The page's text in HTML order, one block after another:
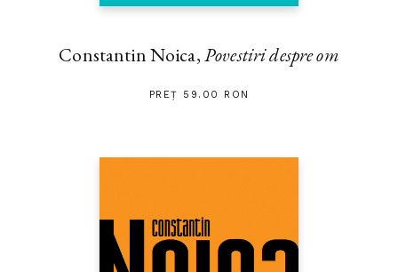
Constantin Noica,Povestiri despre om
PREȚ 59.00 RON